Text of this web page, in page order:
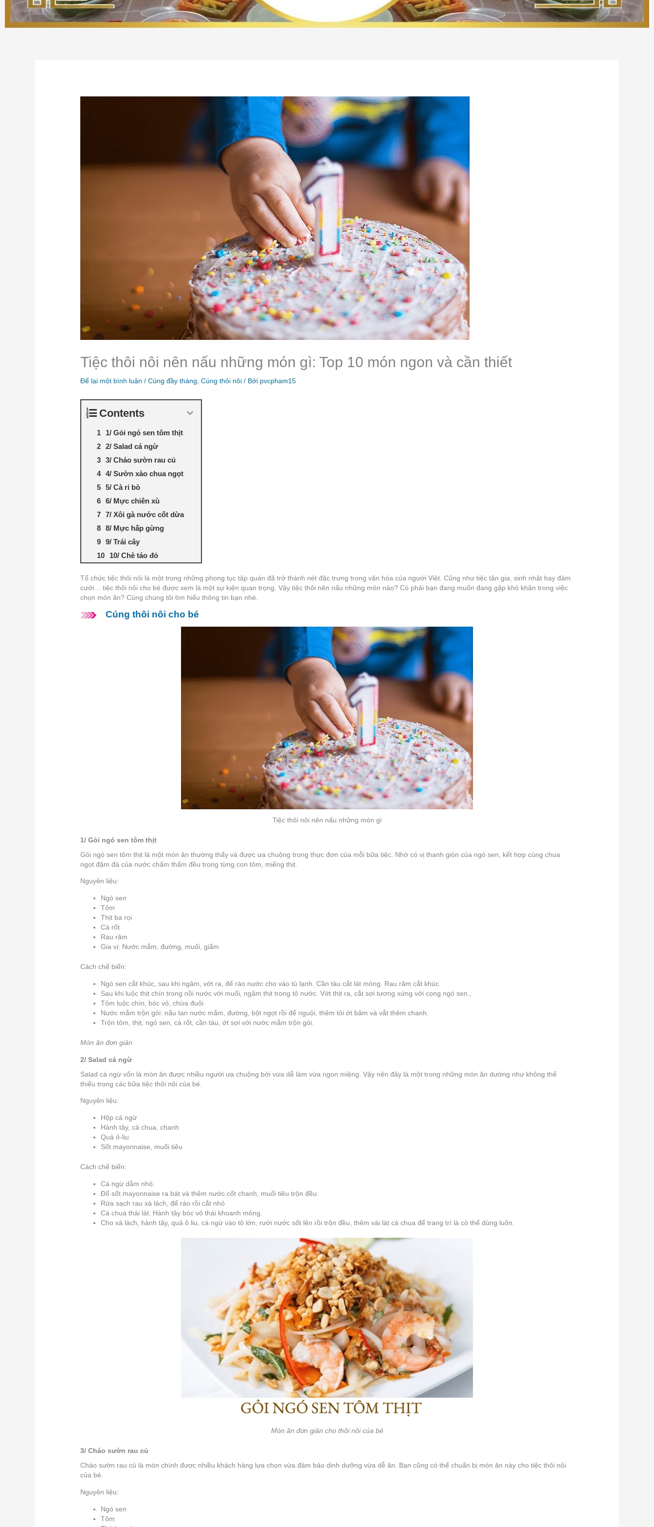
Tiệc thôi nôi nên nấu những món gì: Top 10 món ngon và cần thiết
Để lại một bình luận /Cúng đầy tháng ,Cúng thôi nôi / Bởi pvcpham15
Contents
1/ Gỏi ngó sen tôm thịt
2/ Salad cá ngừ
3/ Cháo sườn rau củ
4/ Sườn xào chua ngọt
5/ Cà ri bò
6/ Mực chiên xù
7/ Xôi gà nước cốt dừa
8/ Mực hấp gừng
9/ Trái cây
10/ Chè táo đỏ
Tổ chức tiệc thôi nôi là một trong những phong tục tập quán đã trở thành nét đặc trưng trong văn hóa của người Việt. Cũng như tiệc tân gia, sinh nhật hay đám
cưới… tiệc thôi nôi cho bé được xem là một sự kiện quan trọng. Vậy tiệc thôi nên nấu những món nào? Có phải bạn đang muốn đang gặp khó khăn trong việc
chọn món ăn? Cùng chúng tôi tìm hiểu thông tin bạn nhé.
Cúng thôi nôi cho bé
Tiệc thôi nôi nên nấu những món gì
1/ Gỏi ngó sen tôm thịt
Gỏi ngó sen tôm thịt là một món ăn thường thấy và được ưa chuộng trong thực đơn của mỗi bữa tiệc. Nhờ có vị thanh giòn của ngó sen, kết hợp cùng chua
ngọt đậm đà của nước chấm thấm đều trong từng con tôm, miếng thịt.
Nguyên liệu:
Ngó sen
Tôm
Thịt ba rọi
Cà rốt
Rau răm
Gia vị: Nước mắm, đường, muối, giấm
Cách chế biến:
Ngó sen cắt khúc, sau khi ngâm, vớt ra, để ráo nước cho vào tủ lạnh. Cần tàu cắt lát mỏng. Rau răm cắt khúc.
Sau khi luộc thịt chín trong nồi nước với muối, ngâm thịt trong tô nước. Vớt thịt ra, cắt sợi tương xứng với cọng ngó sen.,
Tôm luộc chín, bóc vỏ, chừa đuôi.
Nước mắm trộn gỏi: nấu tan nước mắm, đường, bột ngọt rồi để nguội, thêm tỏi ớt băm và vắt thêm chanh.
Trộn tôm, thịt, ngó sen, cà rốt, cần tàu, ớt sợi với nước mắm trộn gỏi.
Món ăn đơn giản
2/ Salad cá ngừ
Salad cá ngừ vốn là món ăn được nhiều người ưa chuộng bởi vừa dễ làm vừa ngon miệng. Vậy nên đây là một trong những món ăn dường như không thể
thiếu trong các bữa tiệc thôi nôi của bé.
Nguyên liệu:
Hộp cá ngừ
Hành tây, cà chua, chanh
Quả ô-liu
Sốt mayonnaise, muối tiêu
Cách chế biến:
Cá ngừ dằm nhỏ.
Đổ sốt mayonnaise ra bát và thêm nước cốt chanh, muối tiêu trộn đều.
Rửa sạch rau xà lách, để ráo rồi cắt nhỏ
Cà chua thái lát. Hành tây bóc vỏ thái khoanh mỏng.
Cho xà lách, hành tây, quả ô liu, cá ngừ vào tô lớn, rưới nước sốt lên rồi trộn đều, thêm vài lát cà chua để trang trí là có thể dùng luôn.
Món ăn đơn giản cho thôi nôi của bé
3/ Cháo sườn rau củ
Cháo sườn rau củ là món chính được nhiều khách hàng lựa chọn vừa đảm bảo dinh dưỡng vừa dễ ăn. Bạn cũng có thể chuẩn bị món ăn này cho tiệc thôi nôi
của bé.
Nguyên liệu:
Ngó sen
Tôm